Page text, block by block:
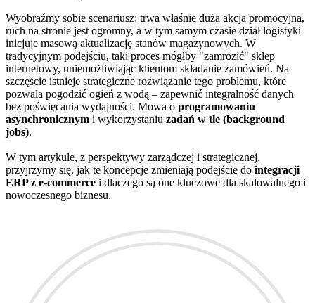
Wyobraźmy sobie scenariusz: trwa właśnie duża akcja promocyjna,
ruch na stronie jest ogromny, a w tym samym czasie dział logistyki
inicjuje masową aktualizację stanów magazynowych. W
tradycyjnym podejściu, taki proces mógłby "zamrozić" sklep
internetowy, uniemożliwiając klientom składanie zamówień. Na
szczęście istnieje strategiczne rozwiązanie tego problemu, które
pozwala pogodzić ogień z wodą – zapewnić integralność danych
bez poświęcania wydajności. Mowa o programowaniu
asynchronicznym i wykorzystaniu zadań w tle (background
jobs).
W tym artykule, z perspektywy zarządczej i strategicznej,
przyjrzymy się, jak te koncepcje zmieniają podejście do integracji
ERP z e-commerce i dlaczego są one kluczowe dla skalowalnego i
nowoczesnego biznesu.